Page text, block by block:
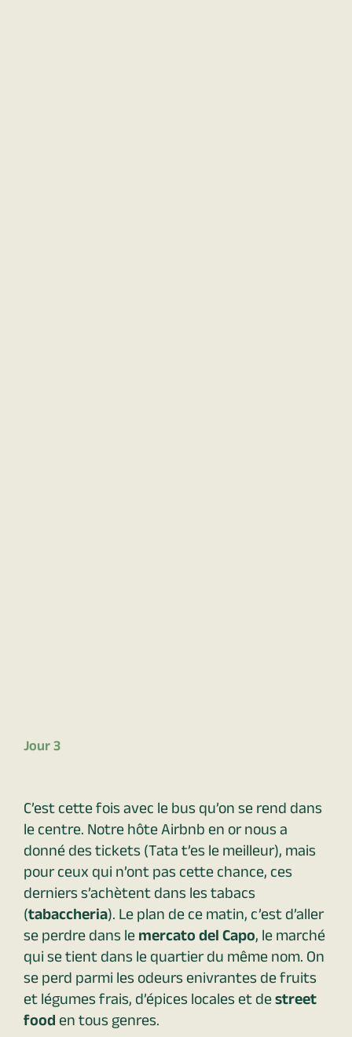
Jour 3
C’est cette fois avec le bus qu’on se rend dans
le centre. Notre hôte Airbnb en or nous a
donné des tickets (Tata t’es le meilleur), mais
pour ceux qui n’ont pas cette chance, ces
derniers s’achètent dans les tabacs
(tabaccheria). Le plan de ce matin, c’est d’aller
se perdre dans lemercato del Capo, le marché
qui se tient dans le quartier du même nom. On
se perd parmi les odeurs enivrantes de fruits
et légumes frais, d’épices locales et destreet
fooden tous genres.